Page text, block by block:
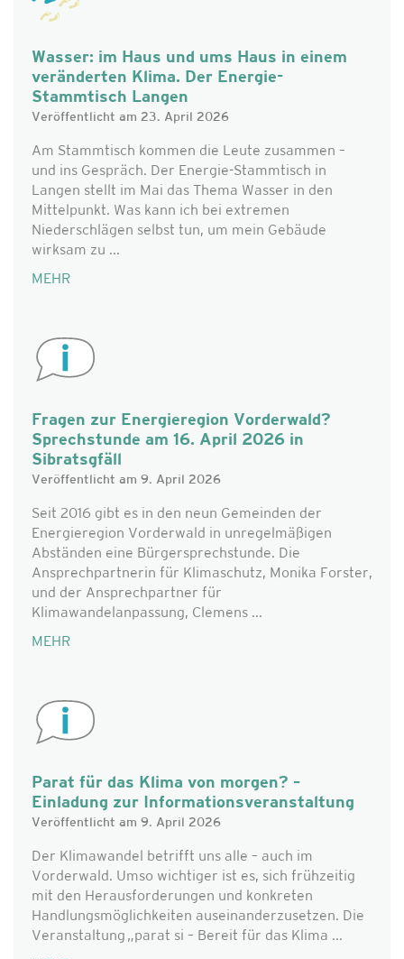
Wasser: im Haus und ums Haus in einem
veränderten Klima. Der Energie-
Stammtisch Langen
Veröffentlicht am 23. April 2026
Am Stammtisch kommen die Leute zusammen –
und ins Gespräch. Der Energie-Stammtisch in
Langen stellt im Mai das Thema Wasser in den
Mittelpunkt. Was kann ich bei extremen
Niederschlägen selbst tun, um mein Gebäude
wirksam zu ...
MEHR
Fragen zur Energieregion Vorderwald?
Sprechstunde am 16. April 2026 in
Sibratsgfäll
Veröffentlicht am 9. April 2026
Seit 2016 gibt es in den neun Gemeinden der
Energieregion Vorderwald in unregelmäßigen
Abständen eine Bürgersprechstunde. Die
Ansprechpartnerin für Klimaschutz, Monika Forster,
und der Ansprechpartner für
Klimawandelanpassung, Clemens ...
MEHR
Parat für das Klima von morgen? –
Einladung zur Informationsveranstaltung
Veröffentlicht am 9. April 2026
Der Klimawandel betrifft uns alle – auch im
Vorderwald. Umso wichtiger ist es, sich frühzeitig
mit den Herausforderungen und konkreten
Handlungsmöglichkeiten auseinanderzusetzen. Die
Veranstaltung „parat si – Bereit für das Klima ...